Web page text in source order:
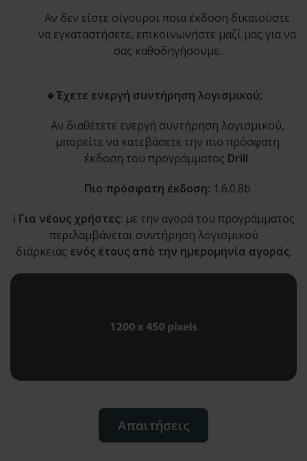
Αν δεν είστε σίγουροι ποια έκδοση δικαιούστε
να εγκαταστήσετε, επικοινωνήστε μαζί μας για να
σας καθοδηγήσουμε.
🔹Έχετε ενεργή συντήρηση λογισμικού;
Αν διαθέτετε ενεργή συντήρηση λογισμικού,
μπορείτε να κατεβάσετε την πιο πρόσφατη
έκδοση του προγράμματος Drill.
Πιο πρόσφατη έκδοση: 1.6.0.8b
ℹ️ Για νέους χρήστες: με την αγορά του προγράμματος
περιλαμβάνεται συντήρηση λογισμικού
διάρκειας ενός έτους από την ημερομηνία αγοράς.
Απαιτήσεις